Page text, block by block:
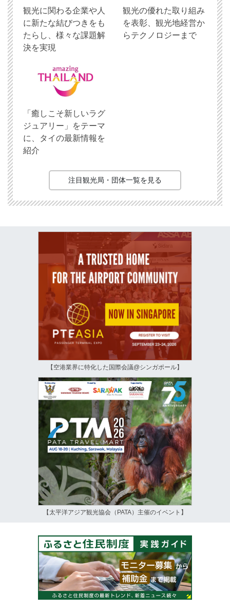
観光に関わる企業や人
に新たな結びつきをも
たらし、様々な課題解
決を実現
観光の優れた取り組み
を表彰、観光地経営か
らテクノロジーまで
「癒しこそ新しいラグ
ジュアリー」をテーマ
に、タイの最新情報を
紹介
注目観光局・団体一覧を見る
【空港業界に特化した国際会議@シンガポール】
【太平洋アジア観光協会（PATA）主催のイベント】